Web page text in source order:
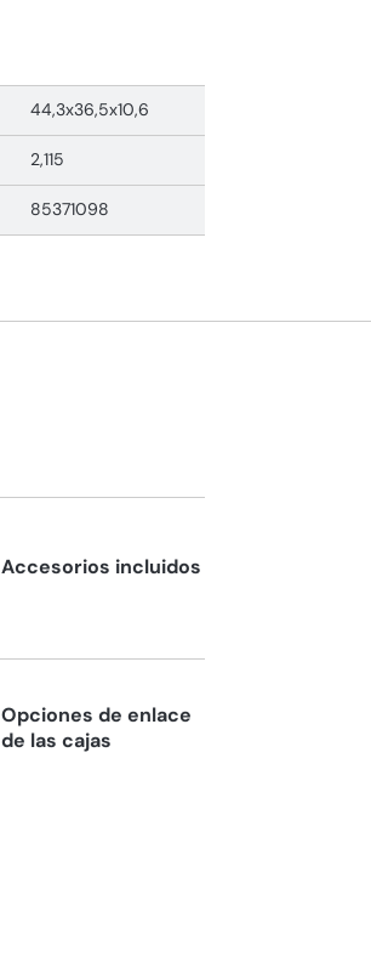
44,3x36,5x10,6
2,115
85371098
Accesorios incluidos
Opciones de enlace
de las cajas